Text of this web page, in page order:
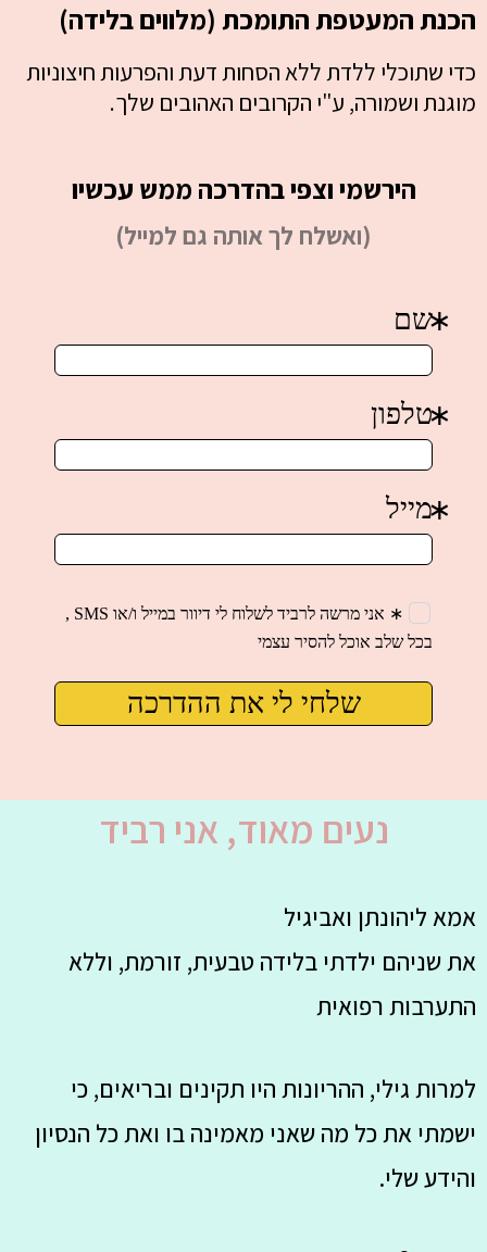
הכנת המעטפת התומכת (מלווים בלידה)
כדי שתוכלי ללדת ללא הסחות דעת והפרעות חיצוניות
מוגנתושמורה, ע"י הקרובים האהובים שלך.
הירשמי וצפי בהדרכה ממש עכשיו
(ואשלח לך אותה גם למייל)
נעים מאוד, אני רביד
אמא ליהונתן ואביגיל
את שניהם ילדתי בלידה טבעית, זורמת, וללא
התערבות רפואית
למרות גילי, ההריונות היו תקינים ובריאים, כי
ישמתי את כל מה שאני מאמינה בו ואת כל הנסיון
והידע שלי.